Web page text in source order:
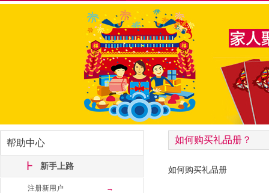
帮助中心
┣新手上路
注册新用户 →
如何购买礼品册？
如何购买礼品册